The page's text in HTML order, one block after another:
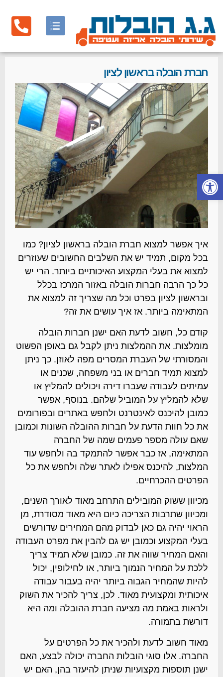
פתח סרגל נגישות
חברת הובלה בראשון לציון
איך אפשר למצוא חברת הובלה בראשון לציון? כמו
בכל מקום, תמיד יש את השלבים החשובים שעוזרים
למצוא את בעלי המקצוע האיכותיים ביותר. הרי יש
כל כך הרבה חברות הובלה באזור המרכז בכלל
ובראשון לציון בפרט וכל מה שצריך זה למצוא את
המתאימה ביותר. אז איך עושים את זה?
קודם כל, חשוב לדעת האם ישנן חברות הובלה
מומלצות. את ההמלצות ניתן לקבל גם באופן הפשוט
והמסורתי של העברת המסרים מפה לאוזן. כך ניתן
למצוא תמיד חברים או בני משפחה, שכנים או
עמיתים לעבודה שעברו דירה ויכולים להמליץ או
שלא להמליץ על המוביל שלהם. בנוסף, אפשר
כמובן להיכנס לאינטרנט ולחפש באתרים ובפורומים
את כל חוות הדעת על חברות ההובלה השונות וכמובן
שאם עולה מספר פעמים שמה של החברה
המתאימה, אז כבר אפשר להתמקד בה ולחפש עוד
המלצות, להיכנס אפילו לאתר שלה ולחפש את כל
הפרטים ההכרחיים.
מכיוון ששוק המובילים התרחב מאוד לאורך השנים,
ומכיוון שתרבות הצריכה כיום היא מאוד מסודרת, מן
הראוי יהיה גם כאן לבדוק מהם המחירים שדורשים
בעלי המקצוע וכמובן יש גם להבין את מפרט העבודה
והאם המחיר שווה את זה. כמובן שלא תמיד צריך
ללכת על המחיר הנמוך ביותר, או לחילופין, יכול
להיות שהמחיר הגבוה ביותר יהיה בעבור עבודה
איכותית ומקצועית מאוד. לכן, צריך להכיר את השוק
ולראות באמת מה מציעה חברת ההובלה ומה היא
דורשת בתמורה.
מאוד חשוב לדעת ולהכיר את כל הפרטים על
החברה. אלו סוגי הובלות החברה יכולה לבצע, האם
ישנן תוספות מקצועיות שניתן להיעזר בהן, האם יש